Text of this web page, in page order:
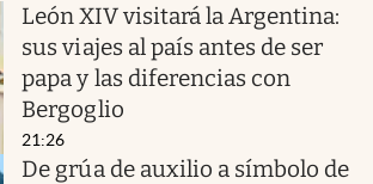
León XIV visitará la Argentina:
sus viajes al país antes de ser
papa y las diferencias con
Bergoglio
21:26
De grúa de auxilio a símbolo de